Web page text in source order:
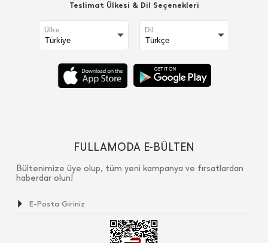
Teslimat Ülkesi & Dil Seçenekleri
Ülke Dil
FULLAMODA E-BÜLTEN
Bültenimize üye olup, tüm yeni kampanya ve fırsatlardan
haberdar olun!